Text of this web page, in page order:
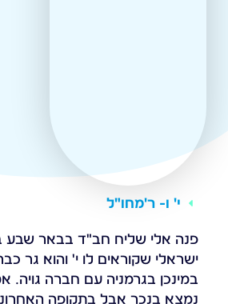
י' ו- ר'מחו"ל
פנה אלי שליח חב"ד בבאר שבע
ישראלי שקוראים לו י' והוא גר
במינכן בגרמניה עם חברה גויה.
נמצא בנכר אבל בתקופה